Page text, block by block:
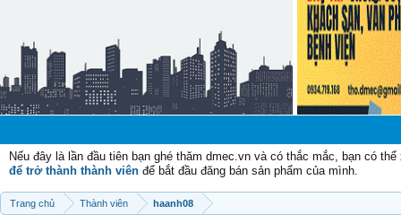
Nếu đây là lần đầu tiên bạn ghé thăm dmec.vn và có thắc mắc, bạn có
để trở thành thành viên để bắt đầu đăng bán sản phẩm của mình.
Trang chủ Thành viên haanh08